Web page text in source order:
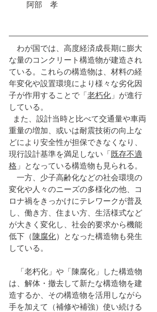
阿部　孝
わが国では、高度経済成長期に膨大
な量のコンクリート構造物が建造され
ている。これらの構造物は、材料の経
年変化や設置環境により様々な劣化因
子が作用することで「 老朽化 」が進行
している。
重量の増加、或いは耐震技術の向上な
どにより安全性が担保できなくなり、
現行設計基準を満足しない「 既存不適
格 」となっている構造物も見られる。
一方、少子高齢化などの社会環境の
変化や人々のニーズの多様化の他、コ
ロナ禍をきっかけにテレワークが普及
し、働き方、住まい方、生活様式など
が大きく変化し、社会的要求から機能
低下（ 陳腐化）となった構造物も発生
している。
「老朽化」や「陳腐化」した構造物
は、解体・撤去して新たな構造物を建
造するか、その構造物を活用しながら
手を加えて（補修や補強）使い続ける